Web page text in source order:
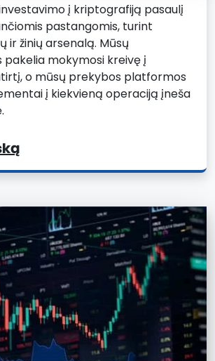
į kriptografiją pasaulį
pastangomis, turint
ir žinių arsenalą. Mūsų
pakelia mokymosi kreivę į
o mūsų prekybos platformos
į kiekvieną operaciją įneša